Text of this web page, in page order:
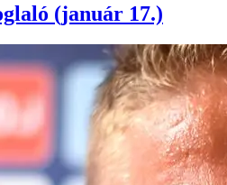
(január 17.)